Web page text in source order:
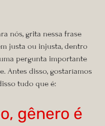
nós, grita nessa frase
justa ou injusta, dentro
pergunta importante
Antes disso, gostaríamos
tudo que é:
gênero é